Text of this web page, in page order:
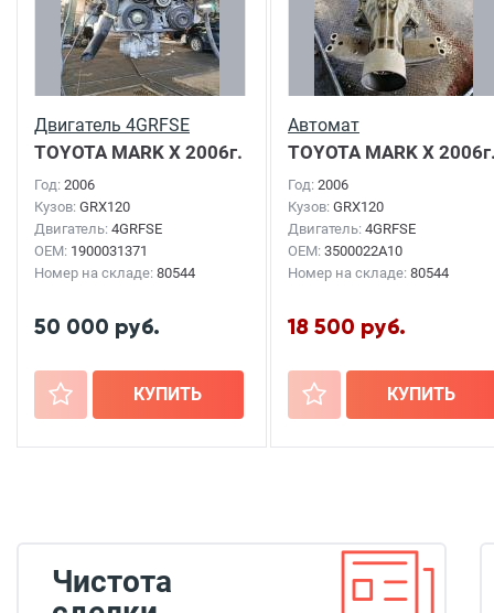
Двигатель 4GRFSE
TOYOTA MARK X 2006г.
Год: 2006
Кузов: GRX120
Двигатель: 4GRFSE
OEM: 1900031371
Номер на складе: 80544
50 000 руб.
+ КУПИТЬ
Автомат
TOYOTA MARK X
Год: 2006
Кузов: GRX120
Двигатель: 4GRFSE
OEM: 3500022A10
Номер на складе: 80544
18 500 руб.
+ КУПИТЬ
Чистота